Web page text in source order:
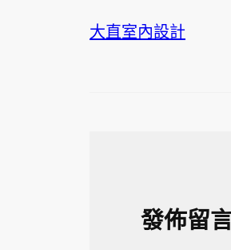
大直室內設計
發佈留